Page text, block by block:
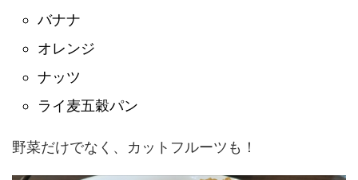
バナナ
オレンジ
ナッツ
ライ麦五穀パン
野菜だけでなく、カットフルーツも！